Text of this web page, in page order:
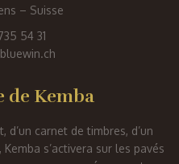
– Suisse
54 31
de Kemba
d’un carnet de timbres, d’un
s’activera sur les pavés